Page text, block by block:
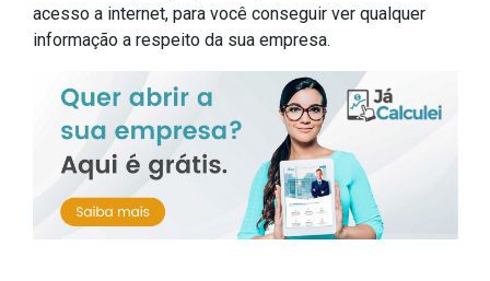
acesso a internet, para você conseguir ver qualquer
informação a respeito da sua empresa.